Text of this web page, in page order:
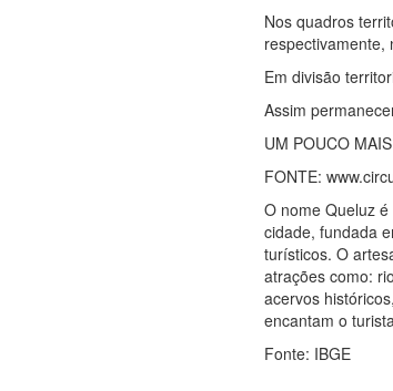
Nos quadros
respectivamente,
Em divisão
Assim
UM POUCO
FONTE:
O nome Queluz
cidade, fundada
turísticos. O
atrações como:
acervos
encantam o
Fonte: IBGE